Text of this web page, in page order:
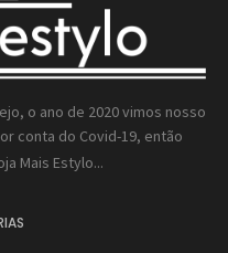
o ano de 2020 vimos nosso
conta do Covid-19, então
Mais Estylo...